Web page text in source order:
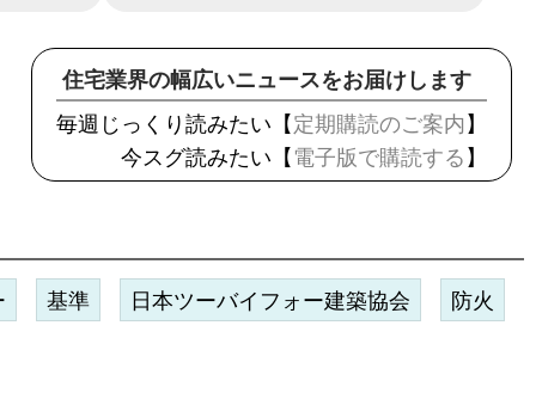
住宅業界の幅広いニュースをお届けします
毎週じっくり読みたい【 定期購読のご案内 】
今スグ読みたい【 電子版で購読する 】
基準 日本ツーバイフォー建築協会 防火